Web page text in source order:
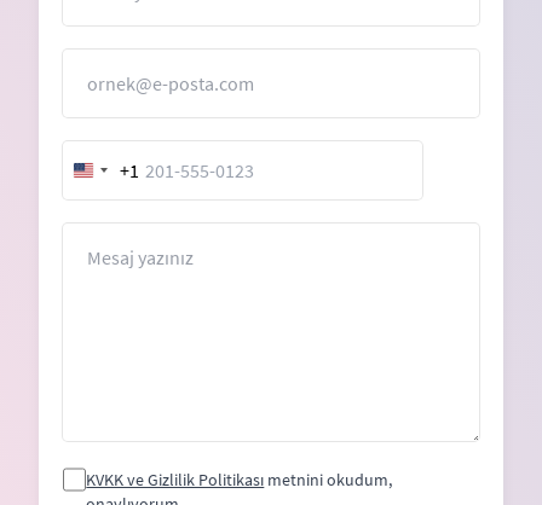
United
States
+1
KVKK ve Gizlilik Politikası metnini okudum,